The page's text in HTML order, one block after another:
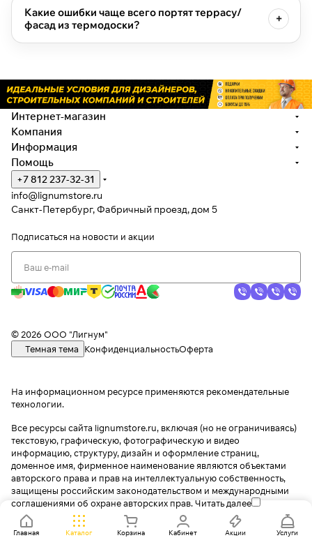
Какие ошибки чаще всего портят террасу/
фасад из термодоски?
Главная Каталог Корзина Кабинет Акции Услуги
Интернет-магазин
Компания
Информация
Помощь
+7 812 237-32-31
info@lignumstore.ru
Санкт-Петербург, Фабричный проезд, дом 5
Подписаться на новости и акции
© 2026 ООО "Лигнум"
Темная тема
КонфиденциальностьОферта
На информационном ресурсе применяются рекомендательные
технологии.
Все ресурсы сайта lignumstore.ru, включая (но не ограничиваясь)
текстовую, графическую, фотографическую и видео
информацию, структуру, дизайн и оформление страниц,
доменное имя, фирменное наименование являются объектами
авторского права и прав на интеллектуальную собственность,
защищены российским законодательством и международными
соглашениями об охране авторских прав.Читать далее